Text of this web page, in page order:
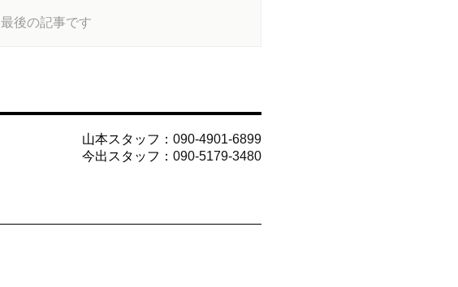
最後の記事です
山本スタッフ： 090-4901-6899
今出スタッフ： 090-5179-3480